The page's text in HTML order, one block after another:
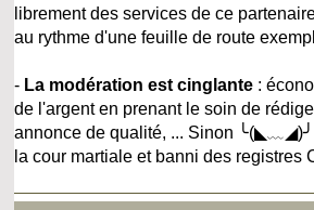
librement des services de ce
au rythme d'une feuille de route
- La modération est cinglante :
de l'argent en prenant le soin de
annonce de qualité, ... Sinon
la cour martiale et banni des registres